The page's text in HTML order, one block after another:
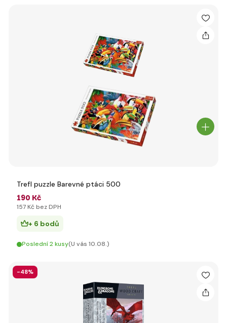
Trefl puzzle Barevné ptáci 500
190 Kč
157 Kč bez DPH
+ 6 bodů
Poslední 2 kusy(U vás 10.08.)
-48%